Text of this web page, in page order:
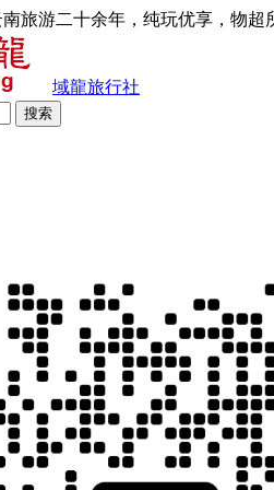
旅游二十余年，纯玩优享，物超
域龍旅行社
搜索